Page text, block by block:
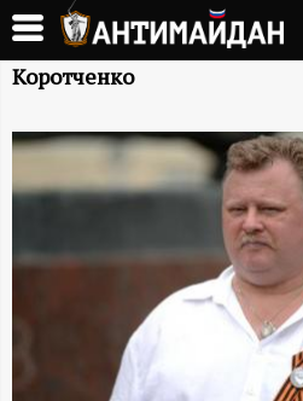
Перейти
основному
А
Н
Т
И
А
Коротченко